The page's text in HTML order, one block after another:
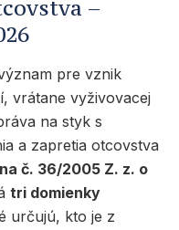
–
pre vznik
vrátane vyživovacej
na styk s
a zapretia otcovstva
č. 36/2005 Z. z. o
tri domienky
určujú, kto je z